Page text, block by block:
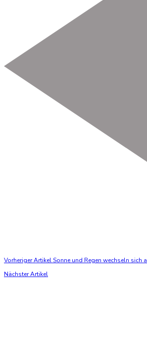
Vorheriger ArtikelSonne und Regen wechseln sich
Nächster Artikel